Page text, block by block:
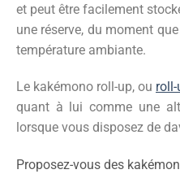
et peut être facilement
une réserve, du moment
température ambiante.
Le kakémono roll-up, ou
quant à lui comme une
lorsque vous disposez de
Proposez-vous des